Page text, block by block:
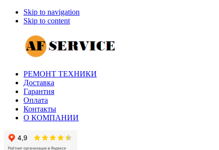
Skip to navigation
Skip to content
РЕМОНТ ТЕХНИКИ
Доставка
Гарантия
Оплата
Контакты
О КОМПАНИИ